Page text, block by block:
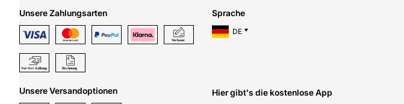
Unsere Zahlungsarten
Unsere Versandoptionen
Sprache
DE
Hier gibt's die kostenlose App